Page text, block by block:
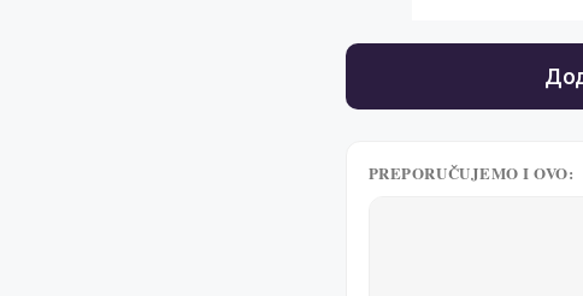
PREPORUČUJEMO I OVO: